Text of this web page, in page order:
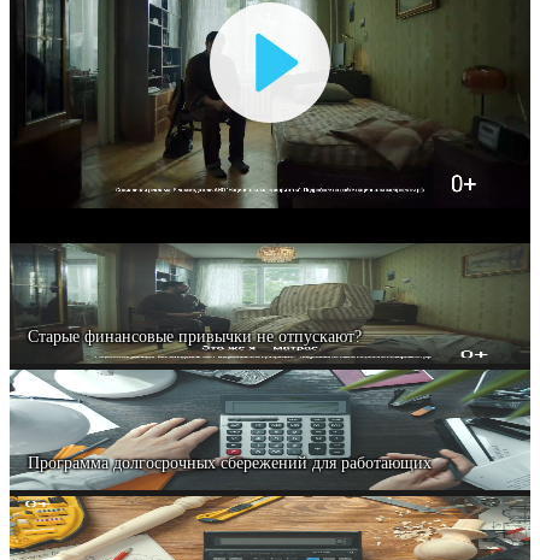
Воспроизвести
видео
Старые финансовые привычки не отпускают?
Программа долгосрочных сбережений для работающих